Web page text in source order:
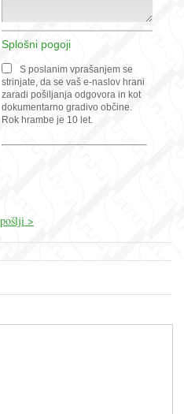
Splošni pogoji
S poslanim vprašanjem se
strinjate, da se vaš e-naslov hrani
zaradi pošiljanja odgovora in kot
dokumentarno gradivo občine.
Rok hrambe je 10 let.